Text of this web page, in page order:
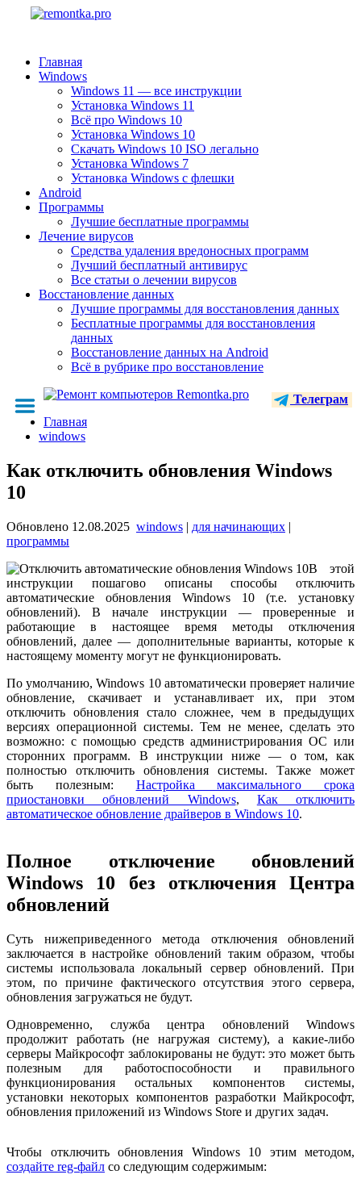
Главная
Windows
Windows 11 — все инструкции
Установка Windows 11
Всё про Windows 10
Установка Windows 10
Скачать Windows 10 ISO легально
Установка Windows 7
Установка Windows с флешки
Android
Программы
Лучшие бесплатные программы
Лечение вирусов
Средства удаления вредоносных программ
Лучший бесплатный антивирус
Все статьи о лечении вирусов
Восстановление данных
Лучшие программы для восстановления данных
Бесплатные программы для восстановления
данных
Восстановление данных на Android
Всё в рубрике про восстановление
Телеграм
Главная
windows
Как отключить обновления Windows
10
Обновлено 12.08.2025 windows | для начинающих |
программы
В этой
инструкции пошагово описаны способы отключить
автоматические обновления Windows 10 (т.е. установку
обновлений). В начале инструкции — проверенные и
работающие в настоящее время методы отключения
обновлений, далее — дополнительные варианты, которые к
настоящему моменту могут не функционировать.
По умолчанию, Windows 10 автоматически проверяет наличие
обновление, скачивает и устанавливает их, при этом
отключить обновления стало сложнее, чем в предыдущих
версиях операционной системы. Тем не менее, сделать это
возможно: с помощью средств администрирования ОС или
сторонних программ. В инструкции ниже — о том, как
полностью отключить обновления системы. Также может
быть полезным: Настройка максимального срока
приостановки обновлений Windows, Как отключить
автоматическое обновление драйверов в Windows 10.
Полное отключение обновлений
Windows 10 без отключения Центра
обновлений
Суть нижеприведенного метода отключения обновлений
заключается в настройке обновлений таким образом, чтобы
системы использовала локальный сервер обновлений. При
этом, по причине фактического отсутствия этого сервера,
обновления загружаться не будут.
Одновременно, служба центра обновлений Windows
продолжит работать (не нагружая систему), а какие-либо
серверы Майкрософт заблокированы не будут: это может быть
полезным для работоспособности и правильного
функционирования остальных компонентов системы,
установки некоторых компонентов разработки Майкрософт,
обновления приложений из Windows Store и других задач.
Чтобы отключить обновления Windows 10 этим методом,
создайте reg-файл со следующим содержимым: